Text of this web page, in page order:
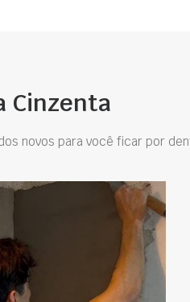
Cinzenta
novos para você ficar por